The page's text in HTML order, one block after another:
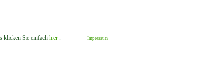
klicken Sie einfach hier . Impressum